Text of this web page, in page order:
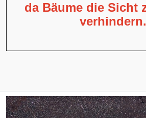
da Bäume die Sicht
verhindern.